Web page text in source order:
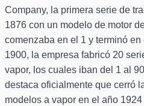
Company, la primera serie de
1876 con un modelo de motor
comenzaba en el 1 y terminó
1900, la empresa fabricó 20
vapor, los cuales iban del 1 al
destaca oficialmente que cerró
modelos a vapor en el año